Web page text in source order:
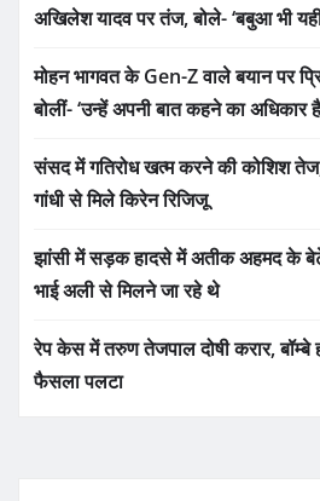
अखिलेश यादव पर तंज, बोले- ‘बबुआ भी
मोहन भागवत के Gen-Z वाले बयान पर
बोलीं- ‘उन्हें अपनी बात कहने का अधिकार
संसद में गतिरोध खत्म करने की कोशिश तेज,
गांधी से मिले किरेन रिजिजू
झांसी में सड़क हादसे में अतीक अहमद के
भाई अली से मिलने जा रहे थे
रेप केस में तरुण तेजपाल दोषी करार, बॉम्बे
फैसला पलटा